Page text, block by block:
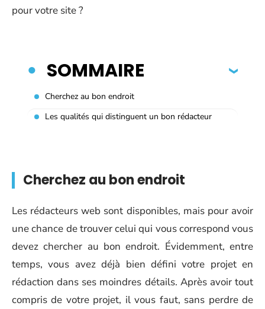
pour votre site ?
SOMMAIRE
Cherchez au bon endroit
Les qualités qui distinguent un bon rédacteur
Cherchez au bon endroit
Les rédacteurs web sont disponibles, mais pour avoir
une chance de trouver celui qui vous correspond vous
devez chercher au bon endroit. Évidemment, entre
temps, vous avez déjà bien défini votre projet en
rédaction dans ses moindres détails. Après avoir tout
compris de votre projet, il vous faut, sans perdre de